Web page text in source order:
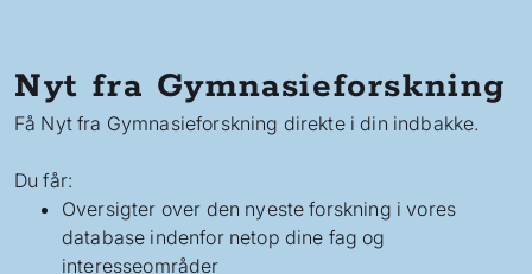
Nyt fra Gymnasieforskning
Få Nyt fra Gymnasieforskning direkte i din indbakke.
Du får:
Oversigter over den nyeste forskning i vores
database indenfor netop dine fag og
interesseområder